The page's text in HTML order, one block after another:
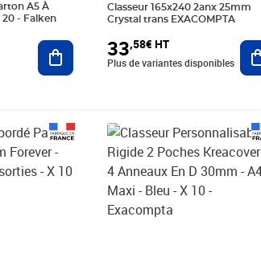
A5 À
20 - Falken
Ajouter au panier
Classeur 165x240 2anx 25mm
Crystal trans EXACOMPTA
33,58€ HT
Plus de variantes disponibles
Prix 42,84€ HT